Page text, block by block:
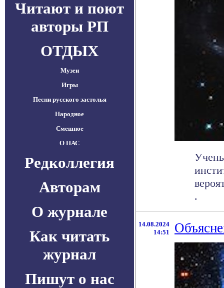
Читают и поют
авторы РП
ОТДЫХ
Музеи
Игры
Песни русского застолья
Народное
Смешное
О НАС
Редколлегия
Авторам
О журнале
Как читать
журнал
Пишут о нас
.
14.08.2024
14:51